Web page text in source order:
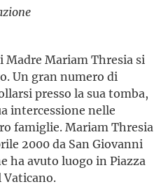
Mariam Thresia si
Un gran numero di
presso la sua tomba,
intercessione nelle
famiglie. Mariam Thresia
2000 da San Giovanni
ha avuto luogo in Piazza
Vaticano.